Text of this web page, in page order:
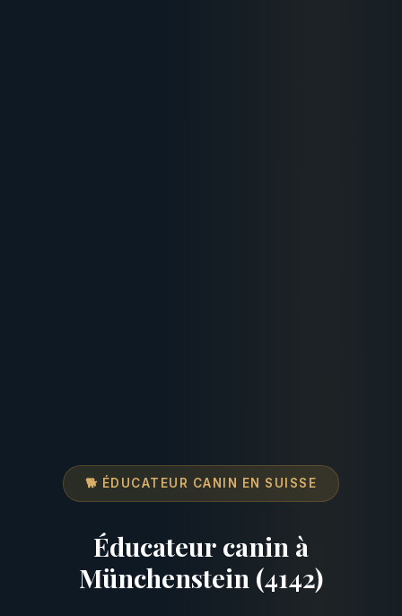
🐕 ÉDUCATEUR CANIN EN SUISSE
Éducateur canin à
Münchenstein (4142)